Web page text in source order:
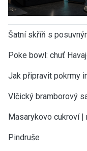
Šatní skříň s
Poke bowl: chuť
Jak připravit pokrmy
Vlčický bramborový
Masarykovo cukroví |
Pindruše